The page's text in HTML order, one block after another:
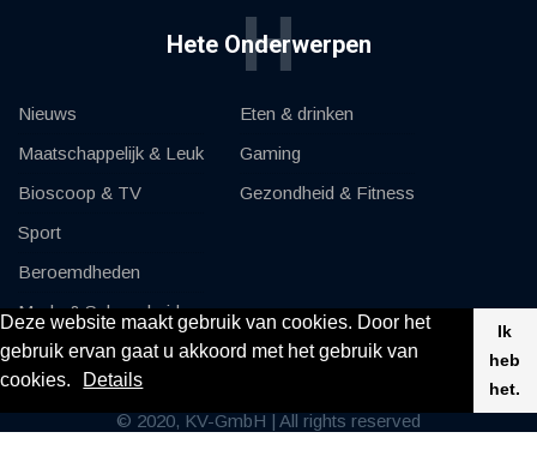
Deze website maakt gebruik van cookies. Door het
gebruik ervan gaat u akkoord met het gebruik van
cookies.
Details
Ik
heb
het.
Hete Onderwerpen
H
Nieuws
Maatschappelijk & Leuk
Bioscoop & TV
Sport
Beroemdheden
Mode & Schoonheid
Auto's & Motor
Eten & drinken
Gaming
Gezondheid & Fitness
© 2020, KV-GmbH | All rights reserved